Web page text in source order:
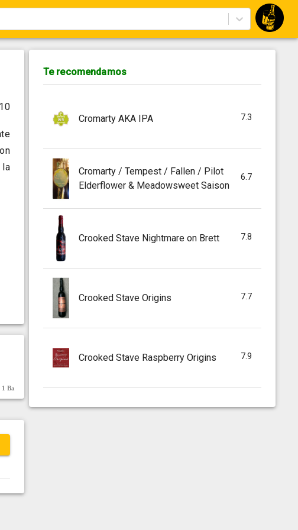
la
Ba
Te recomendamos
Cromarty AKA IPA 7.3
Cromarty / Tempest / Fallen / Pilot
Elderflower & Meadowsweet Saison
6.7
Crooked Stave Nightmare on Brett 7.8
Crooked Stave Origins 7.7
Crooked Stave Raspberry Origins 7.9